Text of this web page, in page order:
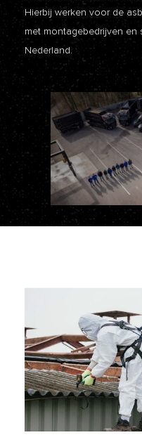
Hierbij werken voor de
met montagebedrijven
Nederland.